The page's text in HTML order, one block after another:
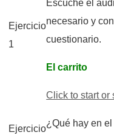
Ejercicio
1
Escuche el
necesario y
cuestionario.
El carrito
Click to start or
¿Qué hay en
Ejercicio